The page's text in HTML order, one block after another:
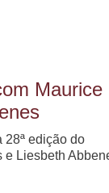
Maurice
28ª edição do
e Liesbeth